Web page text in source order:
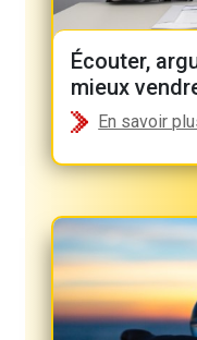
Écouter,
mieux
En savoir